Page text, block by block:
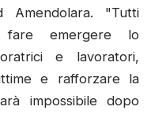
Amendolara. "Tutti
fare emergere lo
e lavoratori,
e rafforzare la
impossibile dopo